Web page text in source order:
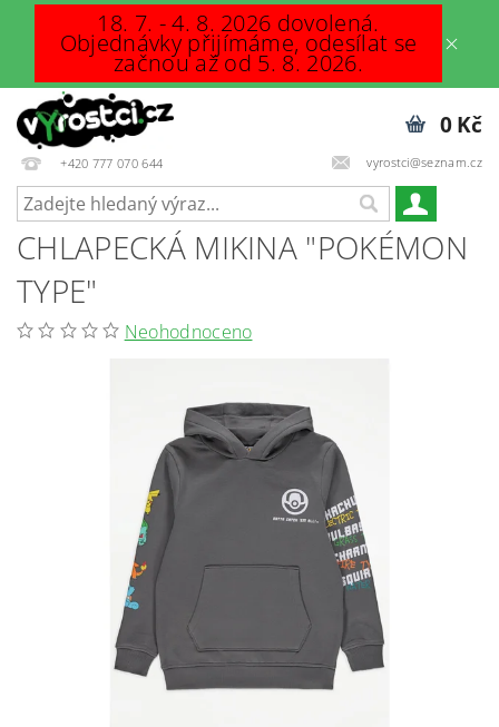
18. 7. - 4. 8. 2026 dovolená.
Objednávky přijímáme, odesílat se
začnou až od 5. 8. 2026.
+420 777 070 644 vyrostci@seznam.cz
0 Kč
CHLAPECKÁ MIKINA "POKÉMON
TYPE"
Neohodnoceno